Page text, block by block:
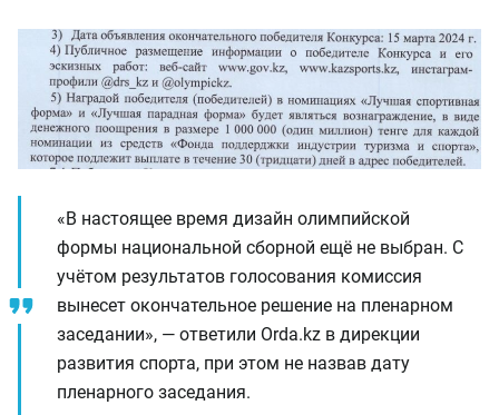
«В настоящее время дизайн олимпийской
формы национальной сборной ещё не выбран. С
учётом результатов голосования комиссия
вынесет окончательное решение на пленарном
заседании», — ответили Orda.kz в дирекции
развития спорта, при этом не назвав дату
пленарного заседания.